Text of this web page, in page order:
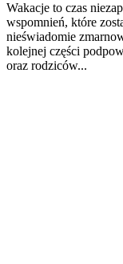
Wakacje to czas
wspomnień, które
nieświadomie
kolejnej części
oraz rodziców...